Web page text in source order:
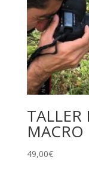
TALLER
49,00€